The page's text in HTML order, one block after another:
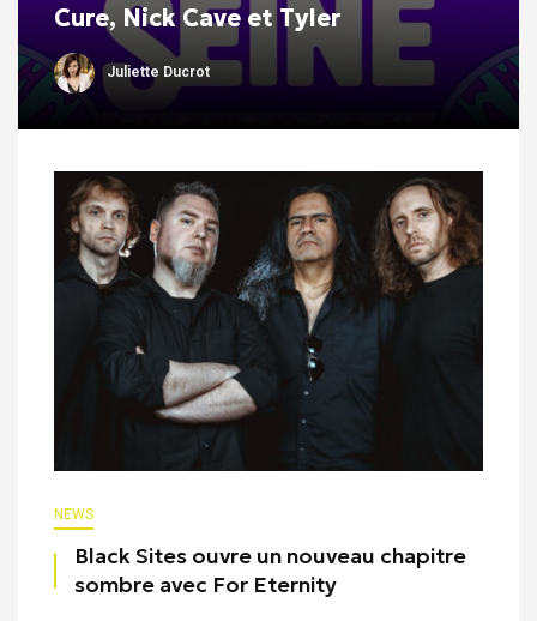
Cure, Nick Cave et Tyler
Juliette Ducrot
NEWS
Black Sites ouvre un nouveau chapitre
sombre avec For Eternity